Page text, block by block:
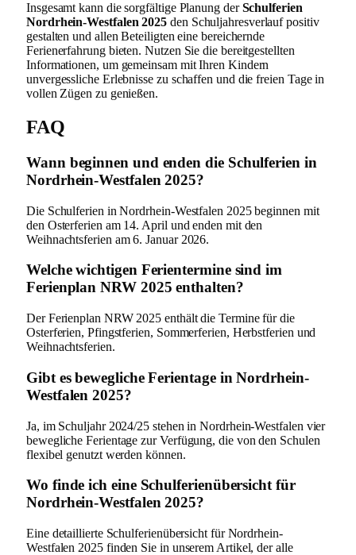
Insgesamt kann die sorgfältige Planung derSchulferien
Nordrhein-Westfalen 2025 den Schuljahresverlauf positiv
gestalten und allen Beteiligten eine bereichernde
Ferienerfahrung bieten. Nutzen Sie die bereitgestellten
Informationen, um gemeinsam mit Ihren Kindern
unvergessliche Erlebnisse zu schaffen und die freien Tage in
vollen Zügen zu genießen.
FAQ
Wann beginnen und enden die Schulferien in
Nordrhein-Westfalen 2025?
Die Schulferien in Nordrhein-Westfalen 2025 beginnen mit
den Osterferien am 14. April und enden mit den
Weihnachtsferien am 6. Januar 2026.
Welche wichtigen Ferientermine sind im
Ferienplan NRW 2025 enthalten?
Der Ferienplan NRW 2025 enthält die Termine für die
Osterferien, Pfingstferien, Sommerferien, Herbstferien und
Weihnachtsferien.
Gibt es bewegliche Ferientage in Nordrhein-
Westfalen 2025?
Ja, im Schuljahr 2024/25 stehen in Nordrhein-Westfalen vier
bewegliche Ferientage zur Verfügung, die von den Schulen
flexibel genutzt werden können.
Wo finde ich eine Schulferienübersicht für
Nordrhein-Westfalen 2025?
Eine detaillierte Schulferienübersicht für Nordrhein-
Westfalen 2025 finden Sie in unserem Artikel, der alle